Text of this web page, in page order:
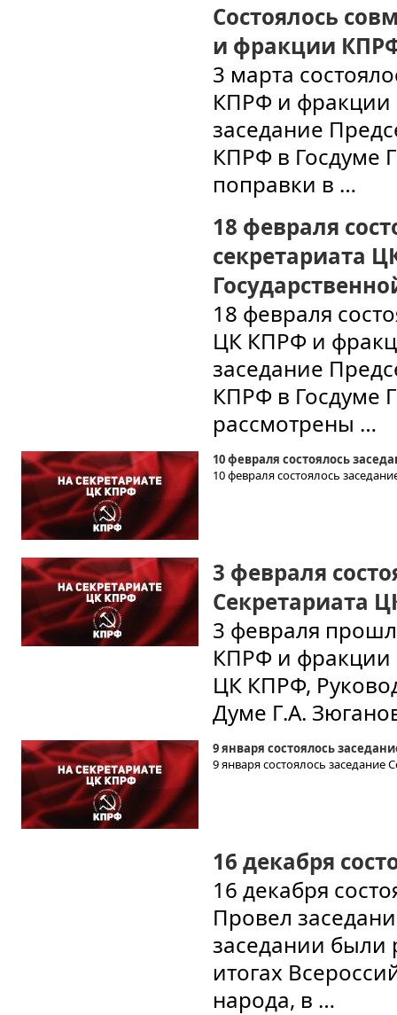
Состоялось
и фракции
3 марта
КПРФ и фракции
заседание
КПРФ в Госдуме
поправки в …
18 февраля
секретариата
18 февраля
ЦК КПРФ и
заседание
КПРФ в Госдуме
рассмотрены …
10 февраля состоялось
10 февраля состоялось
3 февраля
Секретариата
3 февраля
КПРФ и фракции
ЦК КПРФ,
Думе Г.А.
9 января состоялось
9 января состоялось
16 декабря
16 декабря
Провел
заседании
итогах
народа, в …